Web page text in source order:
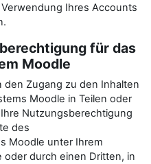
Ihres Accounts
für das
Moodle
den Zugang zu den Inhalten
Moodle in Teilen oder
Nutzungsberechtigung
des
Moodle unter Ihrem
oder durch einen Dritten, in